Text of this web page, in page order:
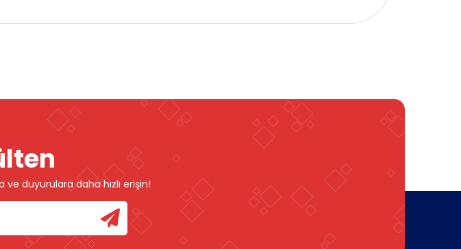
duyurulara daha hızlı erişin!